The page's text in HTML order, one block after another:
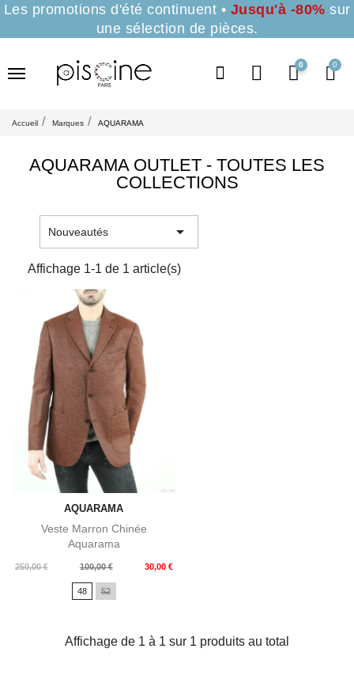
Les promotions d'été continuent • Jusqu'à -80% sur
une sélection de pièces.
0
Accueil Marques AQUARAMA
AQUARAMA OUTLET - TOUTES LES
COLLECTIONS
Nouveautés 
Affichage 1-1 de 1 article(s)
AQUARAMA
Veste Marron Chinée
Aquarama
250,00 €
Prix
100,00 € 30,00 €
Prix
48 52
Affichage de 1 à 1 sur 1 produits au total